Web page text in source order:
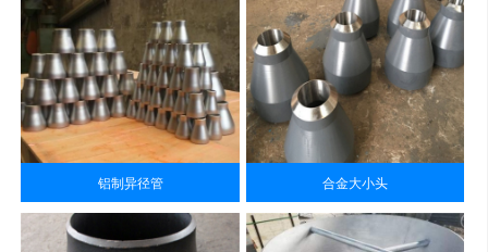
铝制异径管 合金大小头